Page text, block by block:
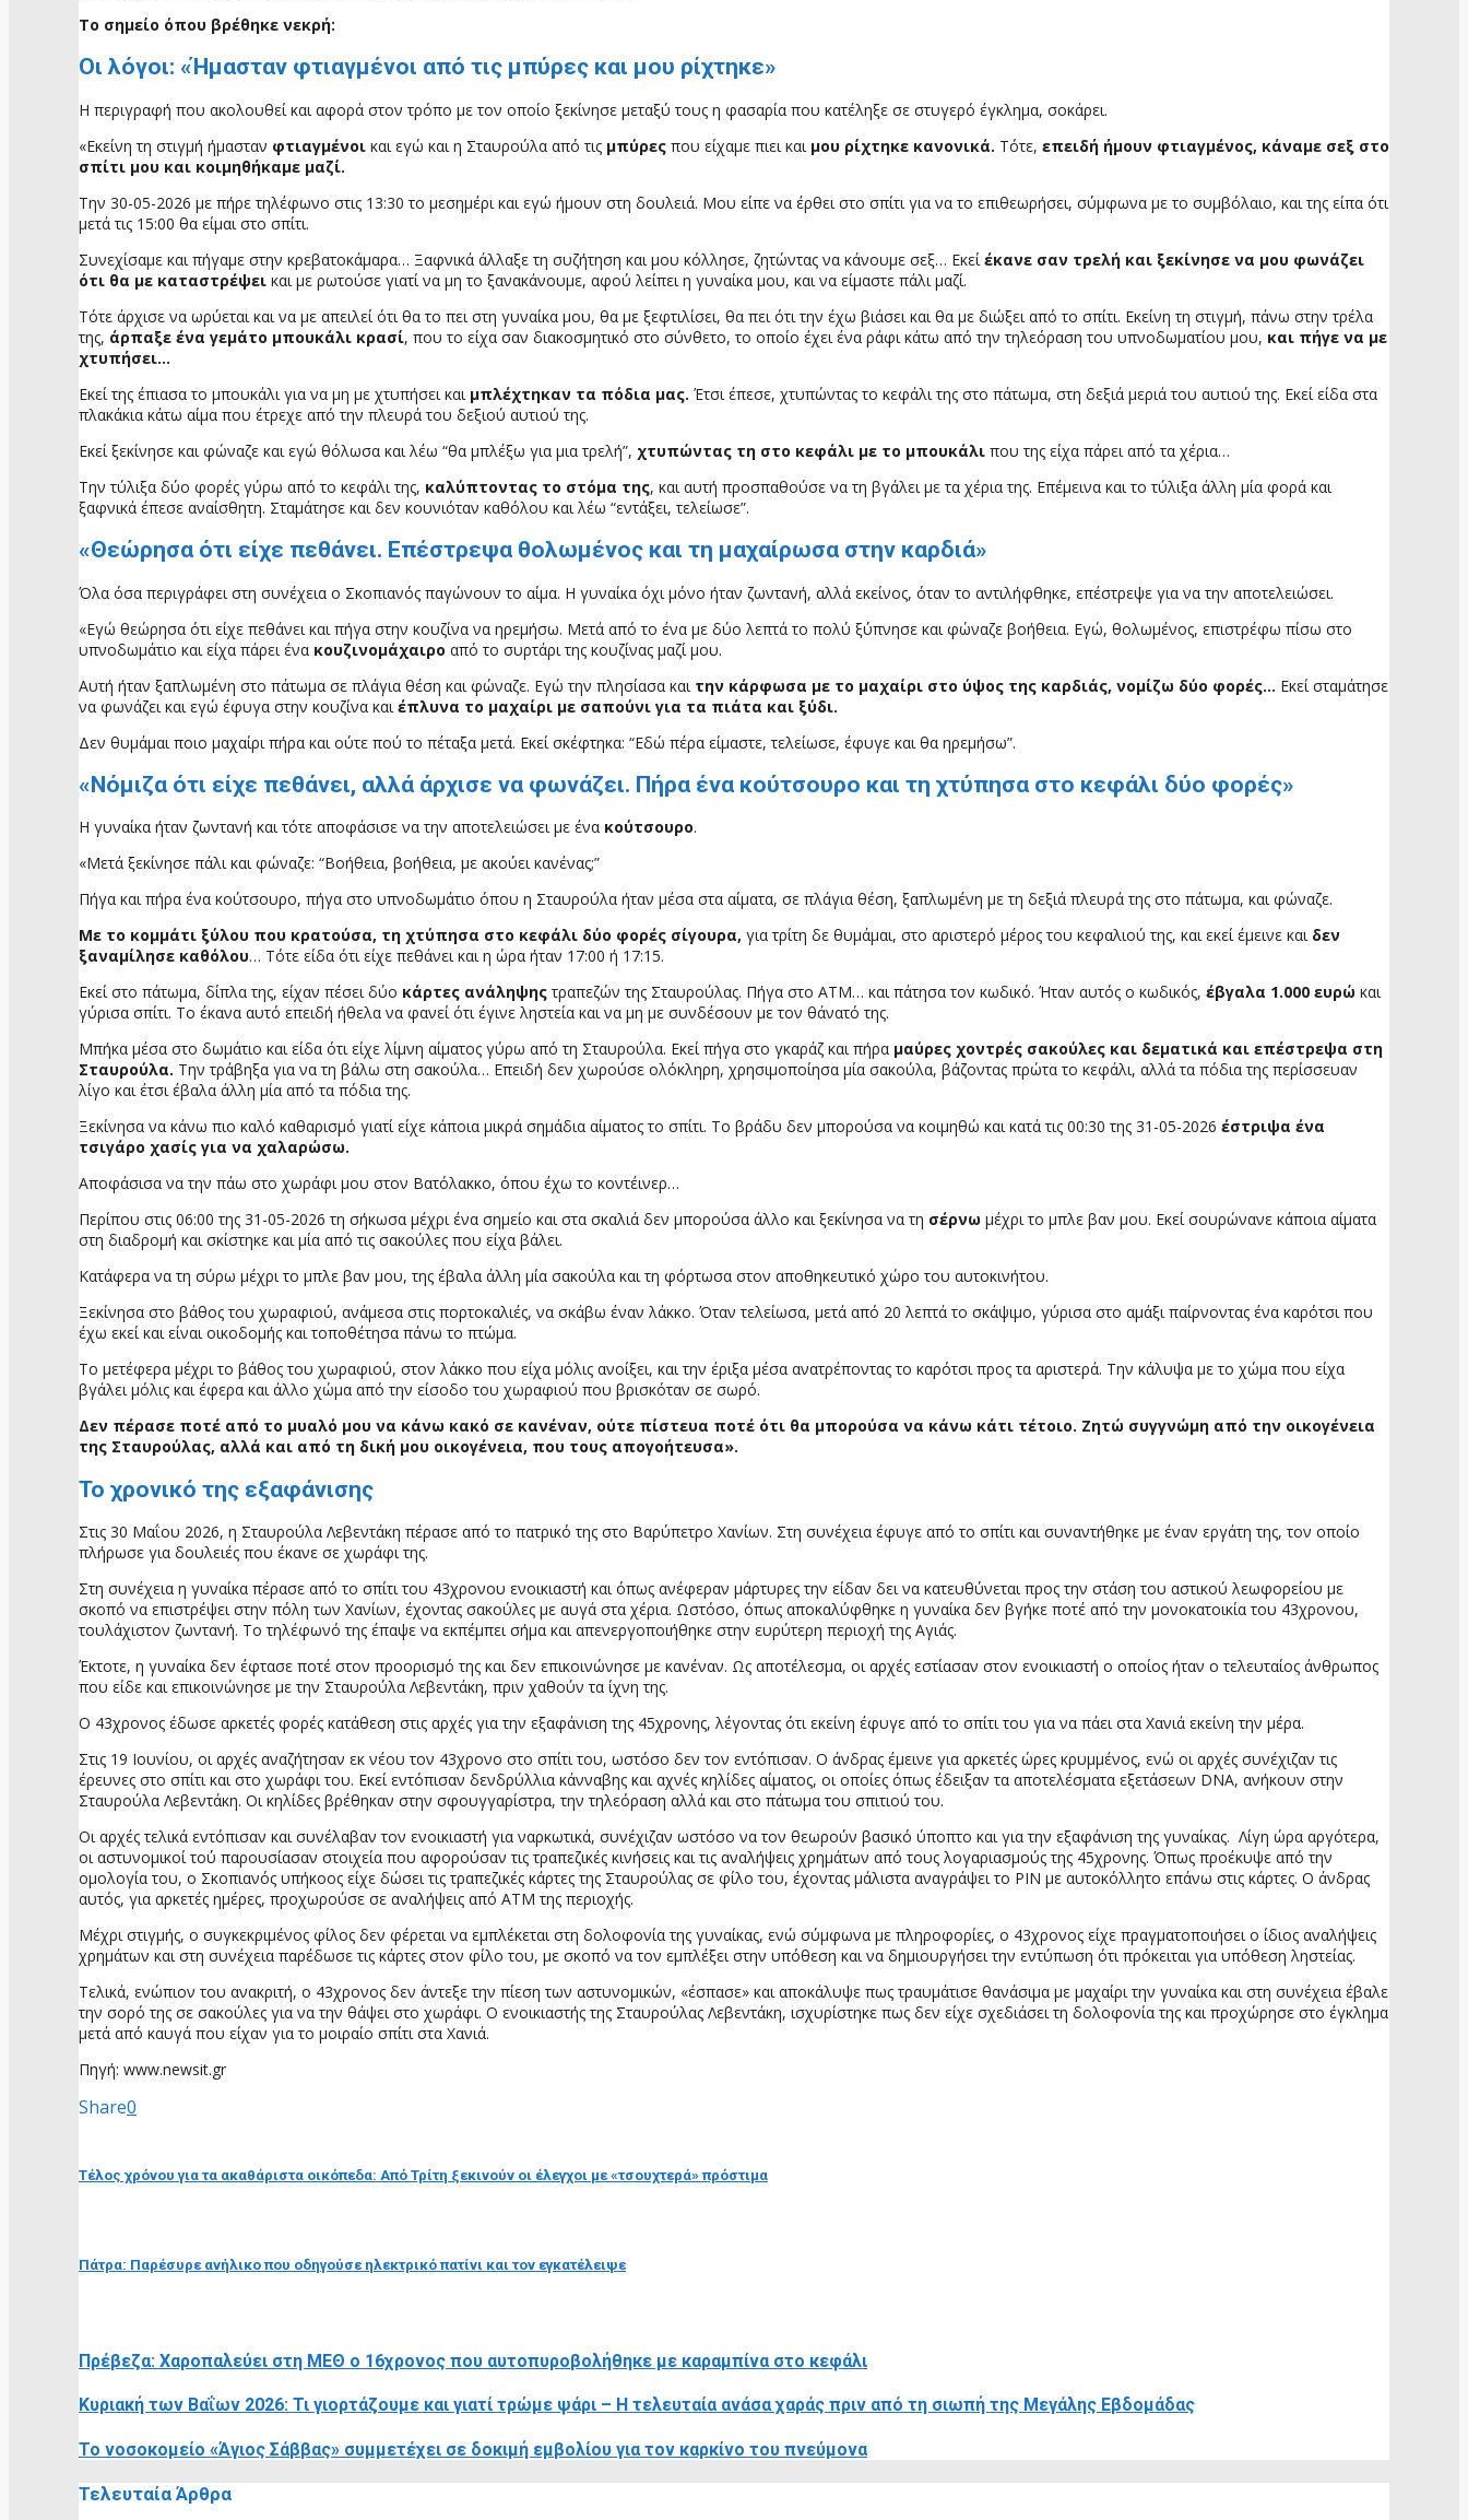
Το σημείο όπου βρέθηκε νεκρή:
Οι λόγοι: «Ήμασταν φτιαγμένοι από τις μπύρες και μου ρίχτηκε»
Η περιγραφή που ακολουθεί και αφορά στον τρόπο με τον οποίο ξεκίνησε μεταξύ τους η φασαρία που κατέληξε σε στυγερό έγκλημα, σοκάρει.
«Εκείνη τη στιγμή ήμασταν φτιαγμένοι και εγώ και η Σταυρούλα από τις μπύρες που είχαμε πιει και μου ρίχτηκε κανονικά. Τότε, επειδή ήμουν φτιαγμένος, κάναμε σεξ στο
σπίτι μου και κοιμηθήκαμε μαζί.
Την 30-05-2026 με πήρε τηλέφωνο στις 13:30 το μεσημέρι και εγώ ήμουν στη δουλειά. Μου είπε να έρθει στο σπίτι για να το επιθεωρήσει, σύμφωνα με το συμβόλαιο, και της είπα ότι
μετά τις 15:00 θα είμαι στο σπίτι.
Συνεχίσαμε και πήγαμε στην κρεβατοκάμαρα… Ξαφνικά άλλαξε τη συζήτηση και μου κόλλησε, ζητώντας να κάνουμε σεξ… Εκεί έκανε σαν τρελή και ξεκίνησε να μου φωνάζει
ότι θα με καταστρέψει και με ρωτούσε γιατί να μη το ξανακάνουμε, αφού λείπει η γυναίκα μου, και να είμαστε πάλι μαζί.
Τότε άρχισε να ωρύεται και να με απειλεί ότι θα το πει στη γυναίκα μου, θα με ξεφτιλίσει, θα πει ότι την έχω βιάσει και θα με διώξει από το σπίτι. Εκείνη τη στιγμή, πάνω στην τρέλα
της, άρπαξε ένα γεμάτο μπουκάλι κρασί, που το είχα σαν διακοσμητικό στο σύνθετο, το οποίο έχει ένα ράφι κάτω από την τηλεόραση του υπνοδωματίου μου, και πήγε να με
χτυπήσει…
Εκεί της έπιασα το μπουκάλι για να μη με χτυπήσει και μπλέχτηκαν τα πόδια μας. Έτσι έπεσε, χτυπώντας το κεφάλι της στο πάτωμα, στη δεξιά μεριά του αυτιού της. Εκεί είδα στα
πλακάκια κάτω αίμα που έτρεχε από την πλευρά του δεξιού αυτιού της.
Εκεί ξεκίνησε και φώναζε και εγώ θόλωσα και λέω “θα μπλέξω για μια τρελή”, χτυπώντας τη στο κεφάλι με το μπουκάλι που της είχα πάρει από τα χέρια…
Την τύλιξα δύο φορές γύρω από το κεφάλι της, καλύπτοντας το στόμα της, και αυτή προσπαθούσε να τη βγάλει με τα χέρια της. Επέμεινα και το τύλιξα άλλη μία φορά και
ξαφνικά έπεσε αναίσθητη. Σταμάτησε και δεν κουνιόταν καθόλου και λέω “εντάξει, τελείωσε”.
«Θεώρησα ότι είχε πεθάνει. Επέστρεψα θολωμένος και τη μαχαίρωσα στην καρδιά»
Όλα όσα περιγράφει στη συνέχεια ο Σκοπιανός παγώνουν το αίμα. Η γυναίκα όχι μόνο ήταν ζωντανή, αλλά εκείνος, όταν το αντιλήφθηκε, επέστρεψε για να την αποτελειώσει.
«Εγώ θεώρησα ότι είχε πεθάνει και πήγα στην κουζίνα να ηρεμήσω. Μετά από το ένα με δύο λεπτά το πολύ ξύπνησε και φώναζε βοήθεια. Εγώ, θολωμένος, επιστρέφω πίσω στο
υπνοδωμάτιο και είχα πάρει ένα κουζινομάχαιρο από το συρτάρι της κουζίνας μαζί μου.
Αυτή ήταν ξαπλωμένη στο πάτωμα σε πλάγια θέση και φώναζε. Εγώ την πλησίασα και την κάρφωσα με το μαχαίρι στο ύψος της καρδιάς, νομίζω δύο φορές… Εκεί σταμάτησε
να φωνάζει και εγώ έφυγα στην κουζίνα και έπλυνα το μαχαίρι με σαπούνι για τα πιάτα και ξύδι.
Δεν θυμάμαι ποιο μαχαίρι πήρα και ούτε πού το πέταξα μετά. Εκεί σκέφτηκα: “Εδώ πέρα είμαστε, τελείωσε, έφυγε και θα ηρεμήσω”.
«Νόμιζα ότι είχε πεθάνει, αλλά άρχισε να φωνάζει. Πήρα ένα κούτσουρο και τη χτύπησα στο κεφάλι δύο φορές»
Η γυναίκα ήταν ζωντανή και τότε αποφάσισε να την αποτελειώσει με ένα κούτσουρο.
«Μετά ξεκίνησε πάλι και φώναζε: “Βοήθεια, βοήθεια, με ακούει κανένας;”
Πήγα και πήρα ένα κούτσουρο, πήγα στο υπνοδωμάτιο όπου η Σταυρούλα ήταν μέσα στα αίματα, σε πλάγια θέση, ξαπλωμένη με τη δεξιά πλευρά της στο πάτωμα, και φώναζε.
Με το κομμάτι ξύλου που κρατούσα, τη χτύπησα στο κεφάλι δύο φορές σίγουρα, για τρίτη δε θυμάμαι, στο αριστερό μέρος του κεφαλιού της, και εκεί έμεινε καιδεν
ξαναμίλησε καθόλου… Τότε είδα ότι είχε πεθάνει και η ώρα ήταν 17:00 ή 17:15.
Εκεί στο πάτωμα, δίπλα της, είχαν πέσει δύο κάρτες ανάληψηςτραπεζών της Σταυρούλας. Πήγα στο ATM… και πάτησα τον κωδικό. Ήταν αυτός ο κωδικός, έβγαλα 1.000 ευρώ και
γύρισα σπίτι. Το έκανα αυτό επειδή ήθελα να φανεί ότι έγινε ληστεία και να μη με συνδέσουν με τον θάνατό της.
Μπήκα μέσα στο δωμάτιο και είδα ότι είχε λίμνη αίματος γύρω από τη Σταυρούλα. Εκεί πήγα στο γκαράζ και πήρα μαύρες χοντρές σακούλες και δεματικά και επέστρεψα στη
Σταυρούλα. Την τράβηξα για να τη βάλω στη σακούλα… Επειδή δεν χωρούσε ολόκληρη, χρησιμοποίησα μία σακούλα, βάζοντας πρώτα το κεφάλι, αλλά τα πόδια της περίσσευαν
λίγο και έτσι έβαλα άλλη μία από τα πόδια της.
Ξεκίνησα να κάνω πιο καλό καθαρισμό γιατί είχε κάποια μικρά σημάδια αίματος το σπίτι. Το βράδυ δεν μπορούσα να κοιμηθώ και κατά τις 00:30 της 31-05-2026 έστριψα ένα
τσιγάρο χασίς για να χαλαρώσω.
Αποφάσισα να την πάω στο χωράφι μου στον Βατόλακκο, όπου έχω το κοντέινερ…
Περίπου στις 06:00 της 31-05-2026 τη σήκωσα μέχρι ένα σημείο και στα σκαλιά δεν μπορούσα άλλο και ξεκίνησα να τη σέρνω μέχρι το μπλε βαν μου. Εκεί σουρώνανε κάποια αίματα
στη διαδρομή και σκίστηκε και μία από τις σακούλες που είχα βάλει.
Κατάφερα να τη σύρω μέχρι το μπλε βαν μου, της έβαλα άλλη μία σακούλα και τη φόρτωσα στον αποθηκευτικό χώρο του αυτοκινήτου.
Ξεκίνησα στο βάθος του χωραφιού, ανάμεσα στις πορτοκαλιές, να σκάβω έναν λάκκο. Όταν τελείωσα, μετά από 20 λεπτά το σκάψιμο, γύρισα στο αμάξι παίρνοντας ένα καρότσι που
έχω εκεί και είναι οικοδομής και τοποθέτησα πάνω το πτώμα.
Το μετέφερα μέχρι το βάθος του χωραφιού, στον λάκκο που είχα μόλις ανοίξει, και την έριξα μέσα ανατρέποντας το καρότσι προς τα αριστερά. Την κάλυψα με το χώμα που είχα
βγάλει μόλις και έφερα και άλλο χώμα από την είσοδο του χωραφιού που βρισκόταν σε σωρό.
Δεν πέρασε ποτέ από το μυαλό μου να κάνω κακό σε κανέναν, ούτε πίστευα ποτέ ότι θα μπορούσα να κάνω κάτι τέτοιο. Ζητώ συγγνώμη από την οικογένεια
της Σταυρούλας, αλλά και από τη δική μου οικογένεια, που τους απογοήτευσα».
Το χρονικό της εξαφάνισης
Στις 30 Μαΐου 2026, η Σταυρούλα Λεβεντάκη πέρασε από το πατρικό της στο Βαρύπετρο Χανίων. Στη συνέχεια έφυγε από το σπίτι και συναντήθηκε με έναν εργάτη της, τον οποίο
πλήρωσε για δουλειές που έκανε σε χωράφι της.
Στη συνέχεια η γυναίκα πέρασε από το σπίτι του 43χρονου ενοικιαστή και όπως ανέφεραν μάρτυρες την είδαν δει να κατευθύνεται προς την στάση του αστικού λεωφορείου με
σκοπό να επιστρέψει στην πόλη των Χανίων, έχοντας σακούλες με αυγά στα χέρια. Ωστόσο, όπως αποκαλύφθηκε η γυναίκα δεν βγήκε ποτέ από την μονοκατοικία του 43χρονου,
τουλάχιστον ζωντανή. Το τηλέφωνό της έπαψε να εκπέμπει σήμα και απενεργοποιήθηκε στην ευρύτερη περιοχή της Αγιάς.
Έκτοτε, η γυναίκα δεν έφτασε ποτέ στον προορισμό της και δεν επικοινώνησε με κανέναν. Ως αποτέλεσμα, οι αρχές εστίασαν στον ενοικιαστή ο οποίος ήταν ο τελευταίος άνθρωπος
που είδε και επικοινώνησε με την Σταυρούλα Λεβεντάκη, πριν χαθούν τα ίχνη της.
Ο 43χρονος έδωσε αρκετές φορές κατάθεση στις αρχές για την εξαφάνιση της 45χρονης, λέγοντας ότι εκείνη έφυγε από το σπίτι του για να πάει στα Χανιά εκείνη την μέρα.
Στις 19 Ιουνίου, οι αρχές αναζήτησαν εκ νέου τον 43χρονο στο σπίτι του, ωστόσο δεν τον εντόπισαν. Ο άνδρας έμεινε για αρκετές ώρες κρυμμένος, ενώ οι αρχές συνέχιζαν τις
έρευνες στο σπίτι και στο χωράφι του. Εκεί εντόπισαν δενδρύλλια κάνναβης και αχνές κηλίδες αίματος, οι οποίες όπως έδειξαν τα αποτελέσματα εξετάσεων DNA, ανήκουν στην
Σταυρούλα Λεβεντάκη. Οι κηλίδες βρέθηκαν στην σφουγγαρίστρα, την τηλεόραση αλλά και στο πάτωμα του σπιτιού του.
Οι αρχές τελικά εντόπισαν και συνέλαβαν τον ενοικιαστή για ναρκωτικά, συνέχιζαν ωστόσο να τον θεωρούν βασικό ύποπτο και για την εξαφάνιση της γυναίκας. Λίγη ώρα αργότερα,
οι αστυνομικοί τού παρουσίασαν στοιχεία που αφορούσαν τις τραπεζικές κινήσεις και τις αναλήψεις χρημάτων από τους λογαριασμούς της 45χρονης. Όπως προέκυψε από την
ομολογία του, ο Σκοπιανός υπήκοος είχε δώσει τις τραπεζικές κάρτες της Σταυρούλας σε φίλο του, έχοντας μάλιστα αναγράψει το PIN με αυτοκόλλητο επάνω στις κάρτες. Ο άνδρας
αυτός, για αρκετές ημέρες, προχωρούσε σε αναλήψεις από ΑΤΜ της περιοχής.
Μέχρι στιγμής, ο συγκεκριμένος φίλος δεν φέρεται να εμπλέκεται στη δολοφονία της γυναίκας, ενώ σύμφωνα με πληροφορίες, ο 43χρονος είχε πραγματοποιήσει ο ίδιος αναλήψεις
χρημάτων και στη συνέχεια παρέδωσε τις κάρτες στον φίλο του, με σκοπό να τον εμπλέξει στην υπόθεση και να δημιουργήσει την εντύπωση ότι πρόκειται για υπόθεση ληστείας.
Τελικά, ενώπιον του ανακριτή, ο 43χρονος δεν άντεξε την πίεση των αστυνομικών, «έσπασε» και αποκάλυψε πως τραυμάτισε θανάσιμα με μαχαίρι την γυναίκα και στη συνέχεια έβαλε
την σορό της σε σακούλες για να την θάψει στο χωράφι. Ο ενοικιαστής της Σταυρούλας Λεβεντάκη, ισχυρίστηκε πως δεν είχε σχεδιάσει τη δολοφονία της και προχώρησε στο έγκλημα
μετά από καυγά που είχαν για το μοιραίο σπίτι στα Χανιά.
Πηγή: www.newsit.gr
Share0
Τέλος χρόνου για τα ακαθάριστα οικόπεδα: Από Τρίτη ξεκινούν οι έλεγχοι με «τσουχτερά» πρόστιμα
Πάτρα: Παρέσυρε ανήλικο που οδηγούσε ηλεκτρικό πατίνι και τον εγκατέλειψε
Πρέβεζα: Χαροπαλεύει στη ΜΕΘ ο 16χρονος που αυτοπυροβολήθηκε με καραμπίνα στο κεφάλι
Κυριακή των Βαΐων 2026: Τι γιορτάζουμε και γιατί τρώμε ψάρι – Η τελευταία ανάσα χαράς πριν από τη σιωπή της Μεγάλης Εβδομάδας
Το νοσοκομείο «Άγιος Σάββας» συμμετέχει σε δοκιμή εμβολίου για τον καρκίνο του πνεύμονα
Τελευταία Άρθρα